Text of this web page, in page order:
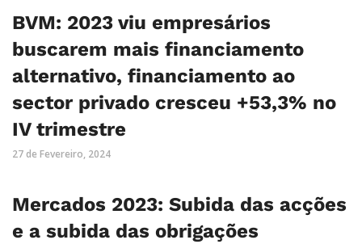
BVM: 2023 viu empresários
buscarem mais financiamento
alternativo, financiamento ao
sector privado cresceu +53,3% no
IV trimestre
27 de Fevereiro, 2024
Mercados 2023: Subida das acções
e a subida das obrigações